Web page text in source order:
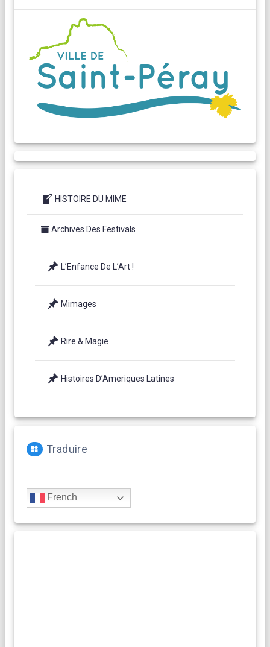
HISTOIRE DU MIME
Archives Des Festivals
L’Enfance De L’Art !
Mimages
Rire & Magie
Histoires D’Ameriques Latines
Traduire
French